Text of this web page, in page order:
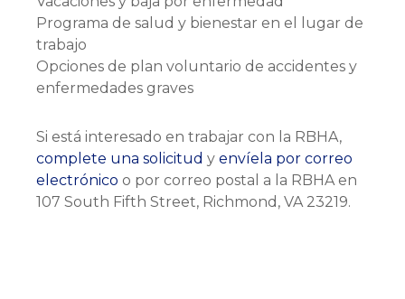
Programa de salud y bienestar en el lugar de
trabajo
Opciones de plan voluntario de accidentes y
enfermedades graves
Si está interesado en trabajar con la RBHA,
complete una solicitud y envíela por correo
electrónico o por correo postal a la RBHA en
107 South Fifth Street, Richmond, VA 23219.